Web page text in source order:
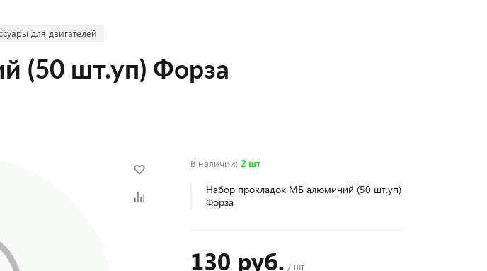
для двигателей
(50 шт.уп) Форза
В наличии:2 шт
Набор прокладок МБ алюминий (50 шт.уп)
Форза
130 руб. / шт